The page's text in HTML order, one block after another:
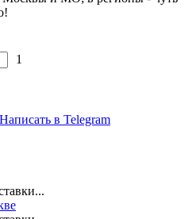
1
Написать в Telegram